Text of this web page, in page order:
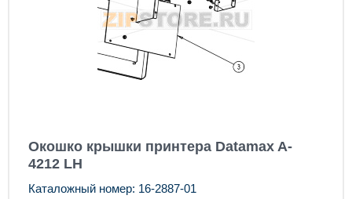
Окошко крышки принтера Datamax A-
4212 LH
Каталожный номер: 16-2887-01